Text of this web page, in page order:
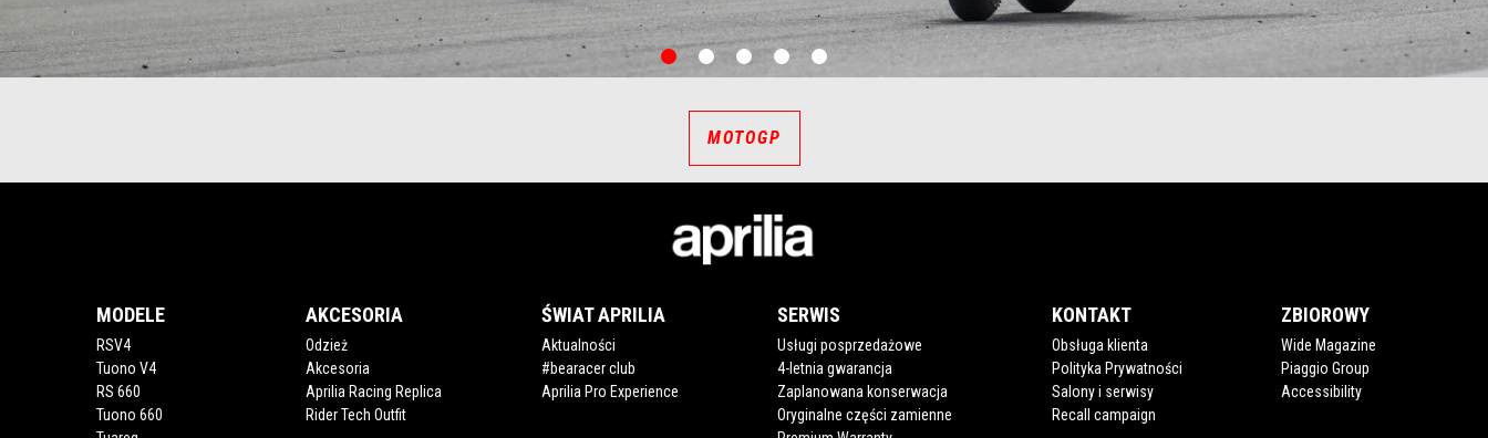
0
item
item
item
Item
Item
MOTOGP
MODELE
RSV4
Tuono V4
RS 660
Tuono 660
AKCESORIA
Odzież
Akcesoria
Aprilia Racing Replica
Rider Tech Outfit
ŚWIAT APRILIA
Aktualności
#bearacer club
Aprilia Pro Experience
SERWIS
Usługi posprzedażowe
4-letnia gwarancja
Zaplanowana konserwacja
Oryginalne części zamienne
KONTAKT
Obsługa klienta
Polityka Prywatności
Salony i serwisy
Recall campaign
ZBIOROWY
Wide Magazine
Piaggio Group
Accessibility